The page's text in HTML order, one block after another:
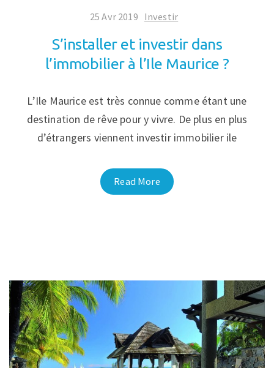
25 Avr 2019 Investir
S’installer et investir dans
l’immobilier à l’Ile Maurice ?
L’Ile Maurice est très connue comme étant une
destination de rêve pour y vivre. De plus en plus
d’étrangers viennent investir immobilier ile
Read More